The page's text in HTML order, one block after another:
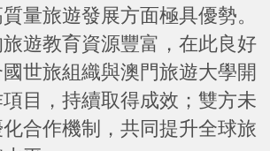
量旅遊發展方面極具優勢。
遊教育資源豐富，在此良好
世旅組織與澳門旅遊大學開
目，持續取得成效；雙方未
合作機制，共同提升全球旅